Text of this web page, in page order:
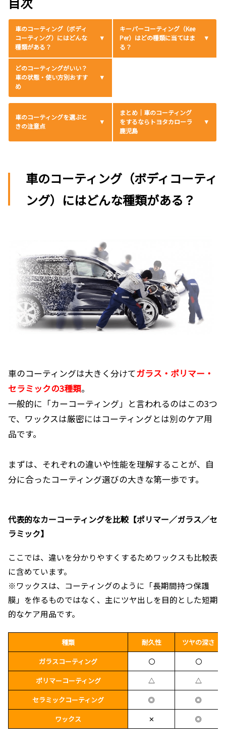
車のコーティング（ボディ
コーティング）にはどんな
種類がある？
キーパーコーティング（Kee
Per）はどの種類に当てはま
る？
どのコーティングがいい？
車の状態・使い方別おすす
め
車のコーティングを選ぶと
きの注意点
まとめ｜車のコーティング
をするならトヨタカローラ
鹿児島
車のコーティング（ボディコーティ
ング）にはどんな種類がある？
車のコーティングは大きく分けてガラス・ポリマー・
セラミックの3種類。
一般的に「カーコーティング」と言われるのはこの3つ
で、ワックスは厳密にはコーティングとは別のケア用
品です。
まずは、それぞれの違いや性能を理解することが、自
分に合ったコーティング選びの大きな第一歩です。
代表的なカーコーティングを比較【ポリマー／ガラス／セ
ラミック】
ここでは、違いを分かりやすくするためワックスも比較表
に含めています。
※ワックスは、コーティングのように「長期間持つ保護
膜」を作るものではなく、主にツヤ出しを目的とした短期
的なケア用品です。
種類 耐久性
ツヤの深さ
ガラスコーティング
〇
〇
ポリマーコーティング
△
△
セラミックコーティング
◎
◎
ワックス
✕ ◎